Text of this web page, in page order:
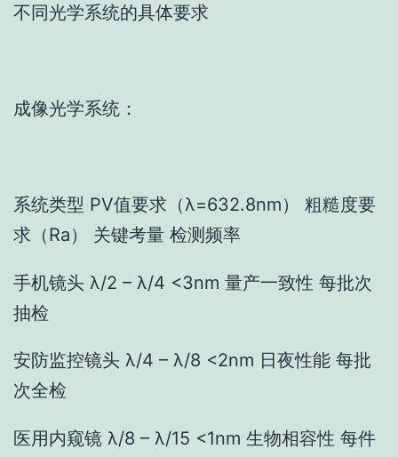
不同光学系统的具体要求
成像光学系统：
系统类型 PV值要求（λ=632.8nm） 粗糙度要
求（Ra） 关键考量 检测频率
手机镜头 λ/2 – λ/4 <3nm 量产一致性 每批次
抽检
安防监控镜头 λ/4 – λ/8 <2nm 日夜性能 每批
次全检
医用内窥镜 λ/8 – λ/15 <1nm 生物相容性 每件